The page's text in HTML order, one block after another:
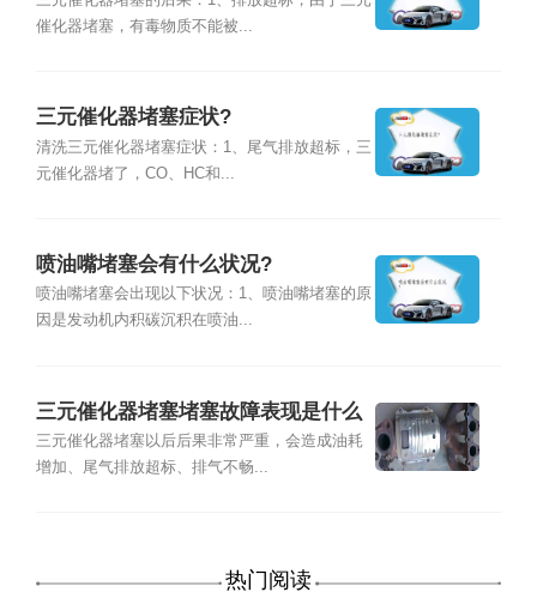
催化器堵塞，有毒物质不能被...
三元催化器堵塞症状?
清洗三元催化器堵塞症状：1、尾气排放超标，三
元催化器堵了，CO、HC和...
喷油嘴堵塞会有什么状况?
喷油嘴堵塞会出现以下状况：1、喷油嘴堵塞的原
因是发动机内积碳沉积在喷油...
三元催化器堵塞堵塞故障表现是什么
三元催化器堵塞以后后果非常严重，会造成油耗
增加、尾气排放超标、排气不畅...
热门阅读